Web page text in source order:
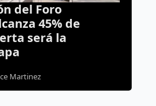
del Foro
45% de
será la
Martinez